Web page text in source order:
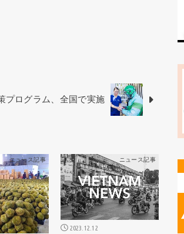
プログラム、全国で実施
ニュース記事 ニュース記事
2023.12.12